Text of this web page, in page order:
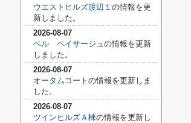
ウエストヒルズ渡辺１ の情報を更
新しました。
2026-08-07
ベル ペイサージュの情報を更新
しました。
2026-08-07
オータムコート の情報を更新しま
した。
2026-08-07
ツインヒルズＡ棟の情報を更新し